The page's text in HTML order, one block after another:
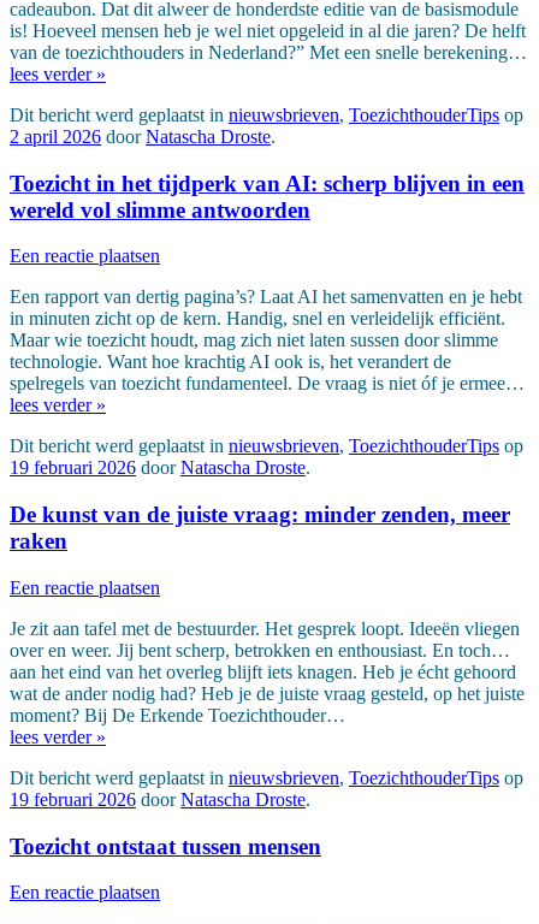
cadeaubon. Dat dit alweer de honderdste editie van de basismodule
is! Hoeveel mensen heb je wel niet opgeleid in al die jaren? De helft
van de toezichthouders in Nederland?” Met een snelle berekening…
lees verder »
Dit bericht werd geplaatst in nieuwsbrieven, ToezichthouderTips op
2 april 2026 doorNatascha Droste.
Toezicht in het tijdperk van AI: scherp blijven in een
wereld vol slimme antwoorden
Een reactie plaatsen
Een rapport van dertig pagina’s? Laat AI het samenvatten en je hebt
in minuten zicht op de kern. Handig, snel en verleidelijk efficiënt.
Maar wie toezicht houdt, mag zich niet laten sussen door slimme
technologie. Want hoe krachtig AI ook is, het verandert de
spelregels van toezicht fundamenteel. De vraag is niet óf je ermee…
lees verder »
Dit bericht werd geplaatst in nieuwsbrieven, ToezichthouderTips op
19 februari 2026 doorNatascha Droste.
De kunst van de juiste vraag: minder zenden, meer
raken
Een reactie plaatsen
Je zit aan tafel met de bestuurder. Het gesprek loopt. Ideeën vliegen
over en weer. Jij bent scherp, betrokken en enthousiast. En toch…
aan het eind van het overleg blijft iets knagen. Heb je écht gehoord
wat de ander nodig had? Heb je de juiste vraag gesteld, op het juiste
moment? Bij De Erkende Toezichthouder…
lees verder »
Dit bericht werd geplaatst in nieuwsbrieven, ToezichthouderTips op
19 februari 2026 doorNatascha Droste.
Toezicht ontstaat tussen mensen
Een reactie plaatsen